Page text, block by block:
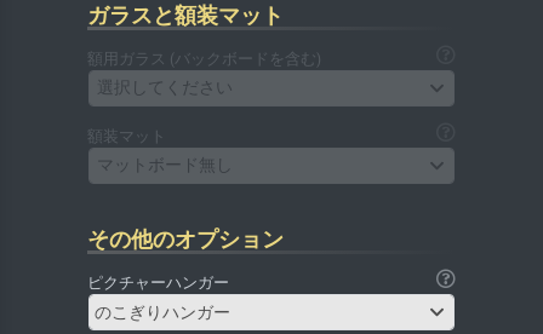
ガラスと額装マット
額用ガラス (バックボードを含む)
選択してください
額装マット
マットボード無し
その他のオプション
ピクチャーハンガー
のこぎりハンガー